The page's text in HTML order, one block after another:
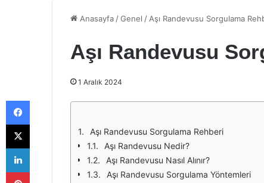
Anasayfa /Genel / Aşı Randevusu Sorgulama
Aşı Randevusu
1 Aralık 2024
Aşı Randevusu Sorgulama Rehberi
Aşı Randevusu Nedir?
Aşı Randevusu Nasıl Alınır?
Aşı Randevusu Sorgulama Yöntemleri
Facebook
X
LinkedIn
Pinterest